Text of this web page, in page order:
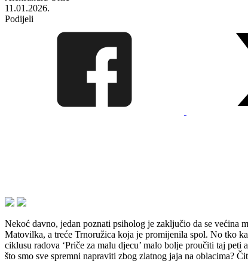
11.01.2026.
Podijeli
Nekoć davno, jedan poznati psiholog je zaključio da se većina
Matovilka, a treće Trnoružica koja je promijenila spol. No tko
ciklusu radova ‘Priče za malu djecu’ malo bolje proučiti taj
što smo sve spremni napraviti zbog zlatnog jaja na oblacima?